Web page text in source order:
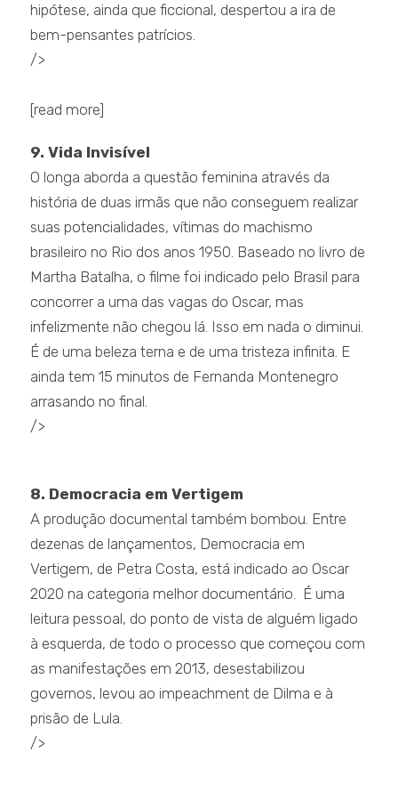
hipótese, ainda que ficcional, despertou a ira de
bem-pensantes patrícios.
/>
[read more]
9. Vida Invisível
O longa aborda a questão feminina através da
história de duas irmãs que não conseguem realizar
suas potencialidades, vítimas do machismo
brasileiro no Rio dos anos 1950. Baseado no livro de
Martha Batalha, o filme foi indicado pelo Brasil para
concorrer a uma das vagas do Oscar, mas
infelizmente não chegou lá. Isso em nada o diminui.
É de uma beleza terna e de uma tristeza infinita. E
ainda tem 15 minutos de Fernanda Montenegro
arrasando no final.
/>
8. Democracia em Vertigem
A produção documental também bombou. Entre
dezenas de lançamentos, Democracia em
Vertigem, de Petra Costa, está indicado ao Oscar
2020 na categoria melhor documentário. É uma
leitura pessoal, do ponto de vista de alguém ligado
à esquerda, de todo o processo que começou com
as manifestações em 2013, desestabilizou
governos, levou ao impeachment de Dilma e à
prisão de Lula.
/>